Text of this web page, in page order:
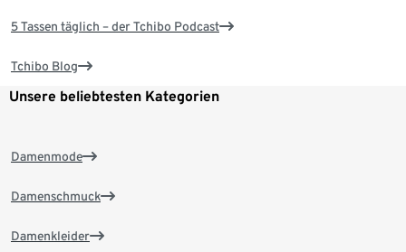
5 Tassen täglich – der Tchibo Podcast
Tchibo Blog
Unsere beliebtesten Kategorien
Damenmode
Damenschmuck
Damenkleider